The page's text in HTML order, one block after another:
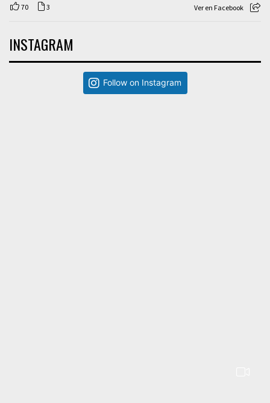
70 3 Ver en Facebook
INSTAGRAM
Follow on Instagram